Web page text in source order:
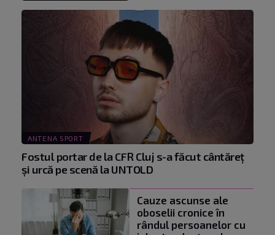
ANTENA SPORT
Fostul portar de la CFR Cluj s-a făcut cântăreţ
şi urcă pe scenă la UNTOLD
Cauze ascunse ale
oboselii cronice în
rândul persoanelor cu